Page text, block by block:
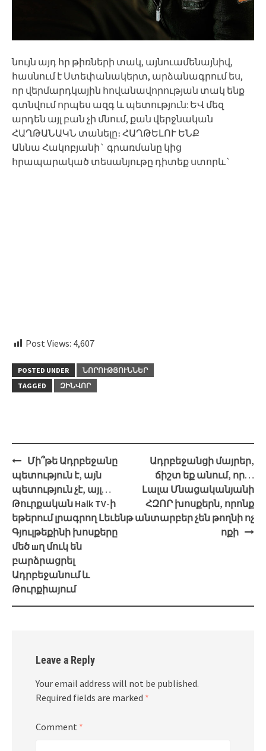
նույն այդ հր թիռների տակ, այնուամենայնիվ,
հասնում է Ստեփանակերտ, արձանագրում ես,
որ վերմարդկային հովանավորության տակ ենք
գտնվում որպես ազգ և պետություն: ԵՎ մեզ
արդեն այլ բան չի մնում, քան վերջնական
ՀԱՂԹԱՆԱԿՆ տանելը։ ՀԱՂԹԵԼՈՒ ԵՆՔ
Աննա Հակոբյանի` գրառմանը կից
հրապարակած տեսանյութը դիտեք ստորև`
Post Views: 4,607
POSTED UNDER
ՆՈՐՈՒԹՅՈՒՆՆԵՐ
TAGGED
ԶԻՆՎՈՐ
Post
navigation
Մի՞թե Ադրբեջանը
պետություն է, այն
պետություն չէ, այլ…
Թուրքական Halk TV-ի
եթերում լրագրող Լեւենթ
Գյուլթեքինի խոսքերը
մեծ шղ մուկ են
բարձրացրել
Ադրբեջանում և
Թուրքիայում
Ադրբեջանցի մայրեր,
ճիշտ եք անում, որ…
Լալա Մնացականյանի
ՀԶՈՐ խոսքերն, որոնք
անտարբեր չեն թողնի ոչ
ոքի
Leave a Reply
Your email address will not be published.
Required fields are marked *
Comment *